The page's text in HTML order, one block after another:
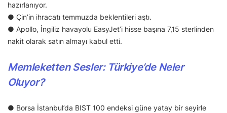
hazırlanıyor.
● Çin’in ihracatı temmuzda beklentileri aştı.
● Apollo, İngiliz havayolu EasyJet’i hisse başına 7,15 sterlinden
nakit olarak satın almayı kabul etti.
Memleketten Sesler: Türkiye’de Neler
Oluyor?
● Borsa İstanbul’da BIST 100 endeksi güne yatay bir seyirle